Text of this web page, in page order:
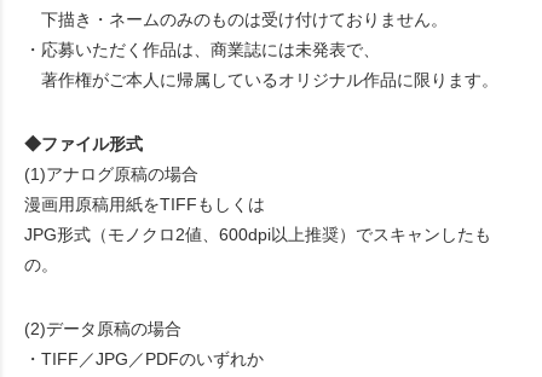
下描き・ネームのみのものは受け付けておりません。
・応募いただく作品は、商業誌には未発表で、
著作権がご本人に帰属しているオリジナル作品に限ります。
◆ファイル形式
(1)アナログ原稿の場合
漫画用原稿用紙をTIFFもしくは
JPG形式（モノクロ2値、600dpi以上推奨）でスキャンしたも
の。
(2)データ原稿の場合
・TIFF／JPG／PDFのいずれか